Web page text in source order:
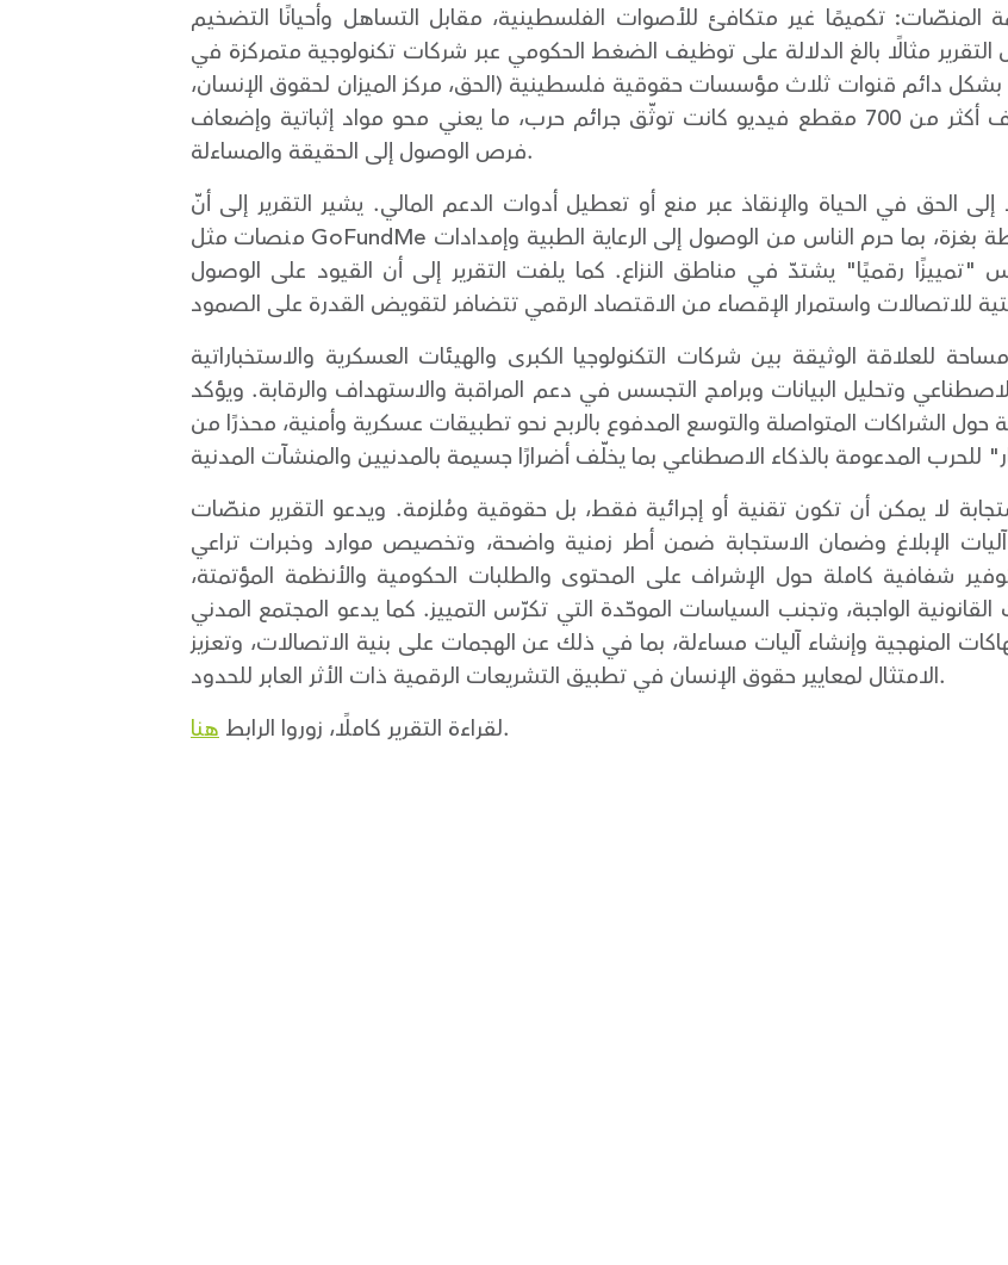
تكميمًا غير متكافئ للأصوات الفلسطينية، مقابل التساهل وأحيانًا التضخيم
مثالًا بالغ الدلالة على توظيف الضغط الحكومي عبر شركات تكنولوجية متمركزة في
دائم قنوات ثلاث مؤسسات حقوقية فلسطينية (الحق، مركز الميزان لحقوق الإنسان،
والمركز الفلسطيني لحقوق الإنسان)، مع حذف أكثر من 700 مقطع فيديو كانت توثّق جرائم حرب، ما يعني محو مواد إثباتية وإضعاف
فرص الوصول إلى الحقيقة والمساءلة.
الحق في الحياة والإنقاذ عبر منع أو تعطيل أدوات الدعم المالي. يشير التقرير إلى أنّ
منصات مثل GoFundMe منعت أو جمّدت حملات تبرعات إنسانية مرتبطة بغزة، بما حرم الناس من الوصول إلى الرعاية الطبية وإمدادات
"تمييزًا رقميًا" يشتدّ في مناطق النزاع. كما يلفت التقرير إلى أن القيود على الوصول
الوثيقة بين شركات التكنولوجيا الكبرى والهيئات العسكرية والاستخباراتية
الاصطناعي وتحليل البيانات وبرامج التجسس في دعم المراقبة والاستهداف والرقابة. ويؤكد
حول الشراكات المتواصلة والتوسع المدفوع بالربح نحو تطبيقات عسكرية وأمنية، محذرًا من
لا يمكن أن تكون تقنية أو إجرائية فقط، بل حقوقية ومُلزمة. ويدعو التقرير منصّات
الإبلاغ وضمان الاستجابة ضمن أطر زمنية واضحة، وتخصيص موارد وخبرات تراعي
شفافية كاملة حول الإشراف على المحتوى والطلبات الحكومية والأنظمة المؤتمتة،
الواجبة، وتجنب السياسات الموحّدة التي تكرّس التمييز. كما يدعو المجتمع المدني
المنهجية وإنشاء آليات مساءلة، بما في ذلك عن الهجمات على بنية الاتصالات، وتعزيز
الامتثال لمعايير حقوق الإنسان في تطبيق التشريعات الرقمية ذات الأثر العابر للحدود.
لقراءة التقرير كاملًا، زوروا الرابط هنا .